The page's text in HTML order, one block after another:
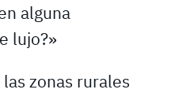
alguna
lujo?»
zonas rurales